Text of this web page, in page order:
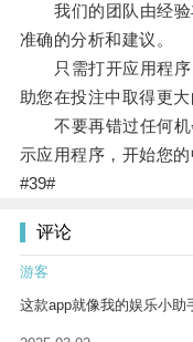
我们的团队由经验
准确的分析和建议。
只需打开应用程序
助您在投注中取得更大
不要再错过任何机
示应用程序，开始您的
#39#
评论
游客
这款app就像我的娱乐小助